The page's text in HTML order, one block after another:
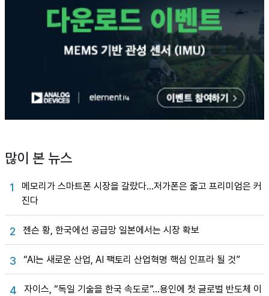
많이 본 뉴스
1
메모리가 스마트폰 시장을 갈랐다…저가폰은 줄고 프리미엄은 커
진다
2 젠슨 황, 한국에선 공급망 일본에서는 시장 확보
3 “AI는 새로운 산업, AI 팩토리 산업혁명 핵심 인프라 될 것”
4
자이스, “독일 기술을 한국 속도로”…용인에 첫 글로벌 반도체 이